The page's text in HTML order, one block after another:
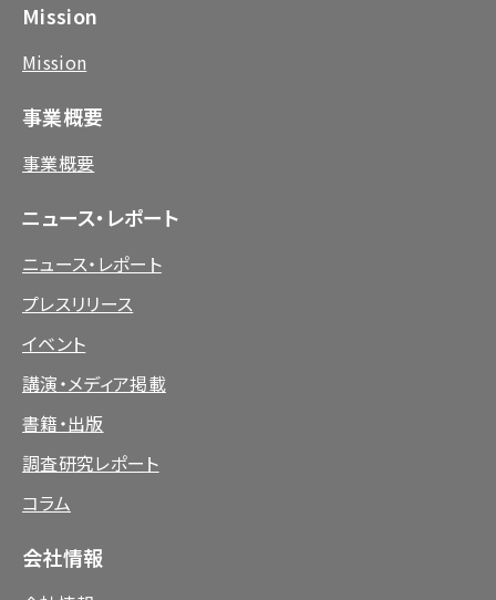
Mission
Mission
事業概要
事業概要
ニュース・レポート
ニュース・レポート
プレスリリース
イベント
講演・メディア掲載
書籍・出版
調査研究レポート
コラム
会社情報